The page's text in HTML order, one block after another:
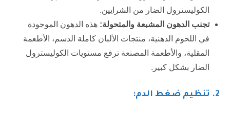
الكوليسترول الضار من الشرايين.
تجنب الدهون المشبعة والمتحولة: هذه الدهون الموجودة
في اللحوم الدهنية، منتجات الألبان كاملة الدسم، الأطعمة
المقلية، والأطعمة المصنعة ترفع مستويات الكوليسترول
الضار بشكل كبير.
2. تنظيم ضغط الدم: